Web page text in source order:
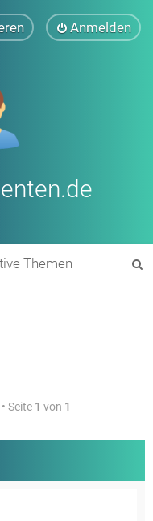
Anmelden
Themen
Seite 1 von 1